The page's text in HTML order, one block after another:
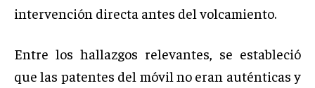
intervención directa antes del volcamiento.
Entre los hallazgos relevantes, se estableció
que las patentes del móvil no eran auténticas y